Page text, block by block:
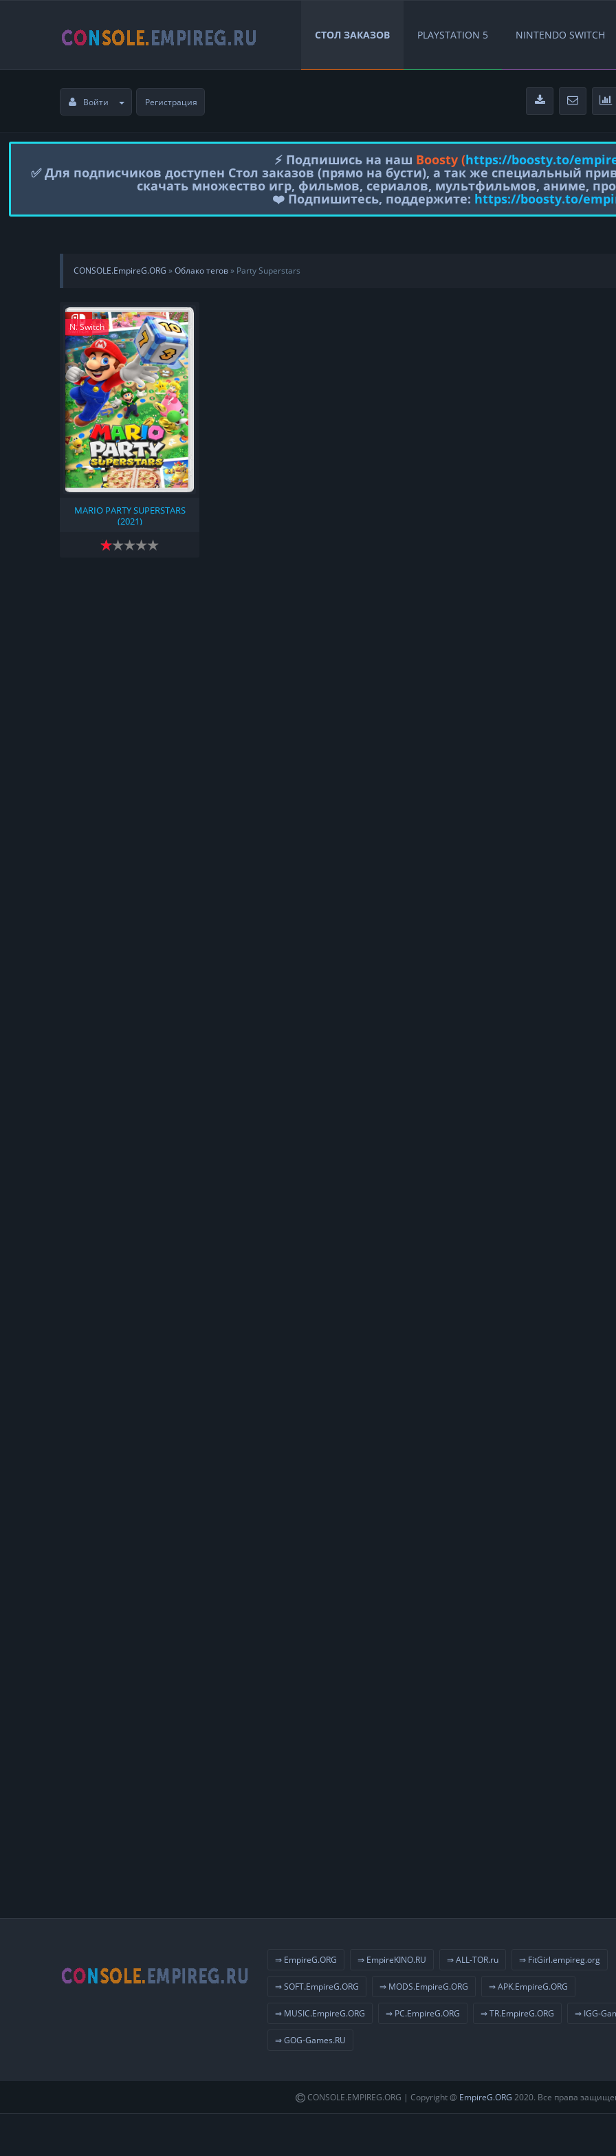
СТОЛ ЗАКАЗОВ PLAYSTATION 5 NINTENDO SWITCH
Войти Регистрация
⚡️ Подпишись на наш Boosty (https://boosty.to/
✅ Для подписчиков доступен Стол заказов (прямо на бусти), а так же специальный
скачать множество игр, фильмов, сериалов, мультфильмов, аниме,
❤️ Подпишитесь, поддержите: https://boosty.to/
CONSOLE.EmpireG.ORG »Облако тегов» Party Superstars
N. Switch
MARIO PARTY SUPERSTARS
(2021)
⇒ EmpireG.ORG ⇒ EmpireKINO.RU ⇒ ALL-TOR.ru ⇒ FitGirl.empireg.org
⇒ SOFT.EmpireG.ORG ⇒ MODS.EmpireG.ORG ⇒ APK.EmpireG.ORG
⇒ MUSIC.EmpireG.ORG ⇒ PC.EmpireG.ORG ⇒ TR.EmpireG.ORG ⇒ IGG-
⇒ GOG-Games.RU
CONSOLE.EMPIREG.ORG | Copyright @ EmpireG.ORG 2020. Все права